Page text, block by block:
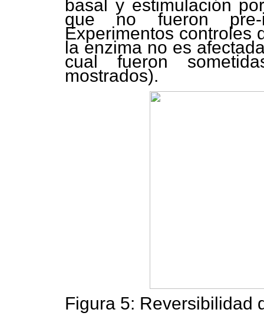
basal y estimulación
que no fueron pre-
Experimentos controles
la enzima no es
cual fueron
mostrados).
Figura 5: Reversibilidad